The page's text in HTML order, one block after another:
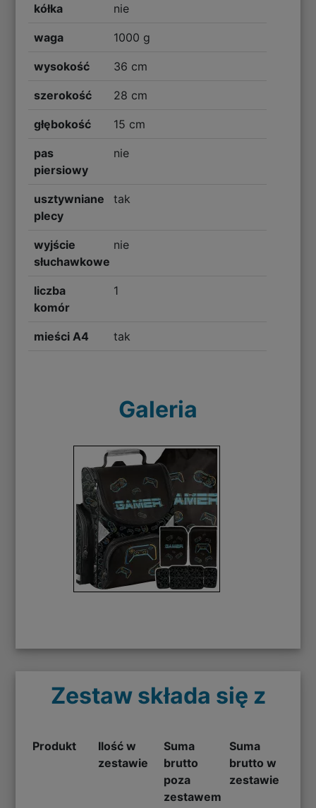
kółka nie
waga 1000 g
wysokość 36 cm
szerokość 28 cm
głębokość 15 cm
pas
piersiowy
nie
usztywniane
plecy
tak
wyjście
słuchawkowe
nie
liczba
komór
1
mieści A4 tak
Galeria
Zestaw składa się z
Produkt
Ilość w
zestawie
Suma
brutto
poza
zestawem
Suma
brutto w
zestawie